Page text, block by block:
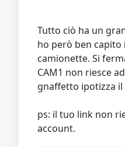
Tutto ciò ha un
ho però ben
camionette. Si
CAM1 non riesce
gnaffetto ipotizza il
ps: il tuo link non
account.